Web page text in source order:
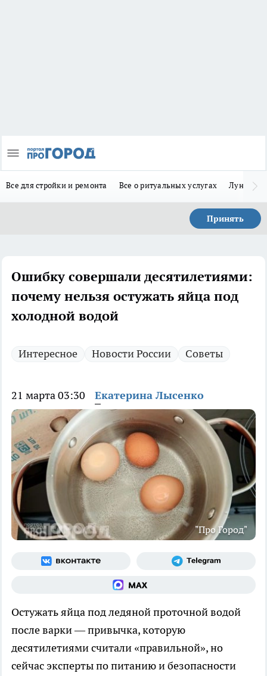
Все для стройки и ремонта Все о ритуальных услугах Лунно-
Принять
Ошибку совершали десятилетиями:
почему нельзя остужать яйца под
холодной водой
Интересное Новости России Советы
21 марта 03:30 Екатерина Лысенко
"Про Город"
Остужать яйца под ледяной проточной водой
после варки — привычка, которую
десятилетиями считали «правильной», но
сейчас эксперты по питанию и безопасности